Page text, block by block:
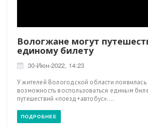
Вологжане могут
единому билету
30-Июн-2022, 14:23
У жителей Вологодской области появилась
возможность воспользоваться единым
путешествий «поезд+автобус»....
ПОДРОБНЕЕ